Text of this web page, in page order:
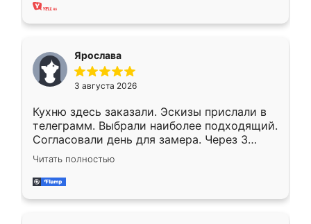
Ярослава
3 августа 2026
Кухню здесь заказали. Эскизы прислали в
телеграмм. Выбрали наиболее подходящий.
Согласовали день для замера. Через 3
недели кухня была уже готова. Остались
довольны работой. Спасибо Ренессанс
мебель за качественную работу!
Читать полностью